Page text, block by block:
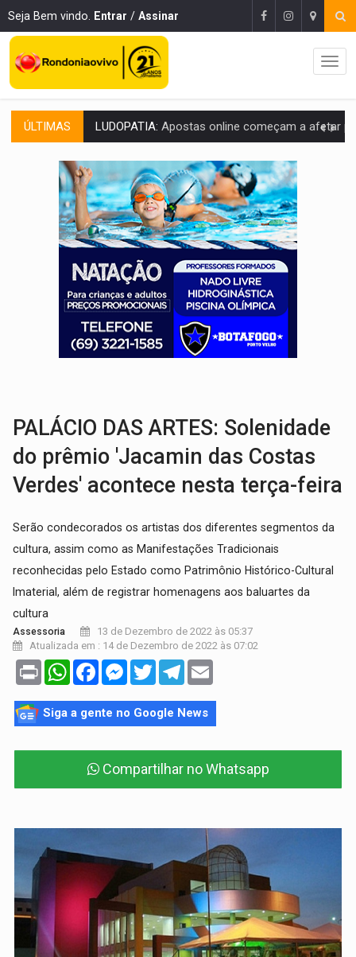
Seja Bem vindo. Entrar / Assinar
ÚLTIMAS REFLORESTAMENTO: Plantar árvores não será mais suficiente para
OVNIS NA LUA:Cientistas alertam para possível base secreta no satélite
ACABOU COM PEUGEOT:Incêndio destrói carro que era rebocado para oficina
VÍDEO:Ladrão é filmado furtando moto na frente do bar
BOLSAS DE PESQUISA:Iniciativa Amazônia+10 lança chamada para fortalecer
MATERIAL:Brasil tem grandes reservas de urânio, mas produz pouco e
VÍDEO: Serpente capturada na fábrica da Coca-Cola é
HOMENAGEM: Cientistas cassados pelo AI-5 se tornam pesquisadores
PALÁCIO DAS ARTES: Solenidade
do prêmio 'Jacamin das Costas
Verdes' acontece nesta terça-feira
Serão condecorados os artistas dos diferentes segmentos da
cultura, assim como as Manifestações Tradicionais
reconhecidas pelo Estado como Patrimônio Histórico-Cultural
Imaterial, além de registrar homenagens aos baluartes da
cultura
Assessoria
13 de Dezembro de 2022 às 05:37
Atualizada em : 14 de Dezembro de 2022 às 07:02
Print WhatsAppFacebookMessenger
TwitterTelegram
Siga a gente no Google News
Compartilhar no Whatsapp